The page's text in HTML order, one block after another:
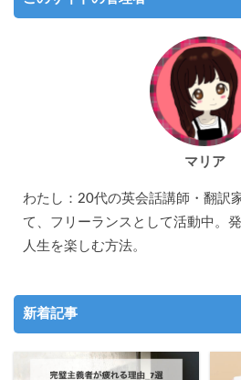
マリア
わたし：20代の英会話講師・翻訳
て、フリーランスとして活動中。
人生を楽しむ方法。
新着記事